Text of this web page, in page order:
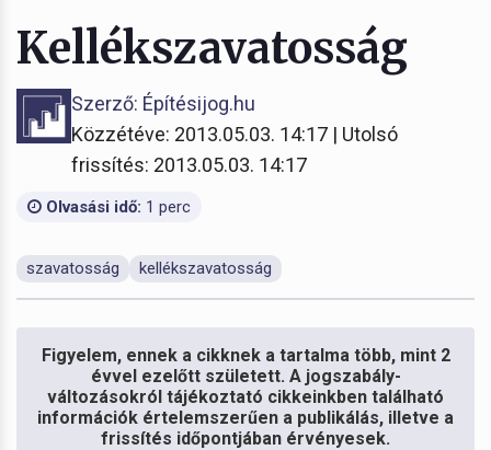
Kellékszavatosság
Szerző: Építésijog.hu
Közzétéve: 2013.05.03. 14:17 | Utolsó
frissítés: 2013.05.03. 14:17
Olvasási idő: 1 perc
szavatosság kellékszavatosság
Figyelem, ennek a cikknek a tartalma több, mint 2
évvel ezelőtt született. A jogszabály-
változásokról tájékoztató cikkeinkben található
információk értelemszerűen a publikálás, illetve a
frissítés időpontjában érvényesek.